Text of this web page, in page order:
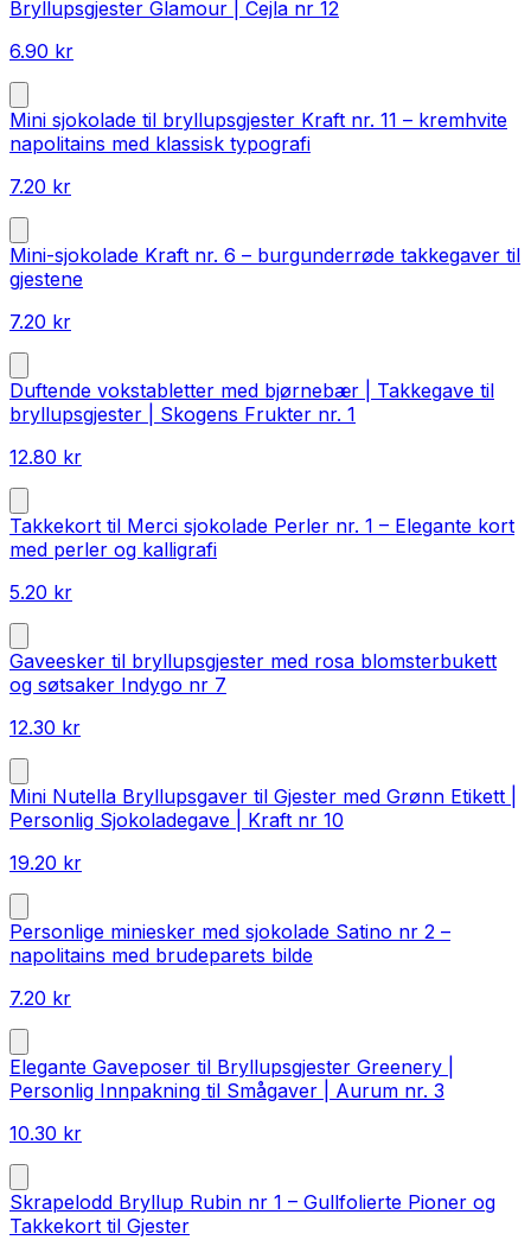
Bryllupsgjester Glamour | Cejla nr 12
6.90 kr
Mini sjokolade til bryllupsgjester Kraft nr. 11 – kremhvite
napolitains med klassisk typografi
7.20 kr
Mini-sjokolade Kraft nr. 6 – burgunderrøde takkegaver til
gjestene
7.20 kr
Duftende vokstabletter med bjørnebær | Takkegave til
bryllupsgjester | Skogens Frukter nr. 1
12.80 kr
Takkekort til Merci sjokolade Perler nr. 1 – Elegante kort
med perler og kalligrafi
5.20 kr
Gaveesker til bryllupsgjester med rosa blomsterbukett
og søtsaker Indygo nr 7
12.30 kr
Mini Nutella Bryllupsgaver til Gjester med Grønn Etikett |
Personlig Sjokoladegave | Kraft nr 10
19.20 kr
Personlige miniesker med sjokolade Satino nr 2 –
napolitains med brudeparets bilde
7.20 kr
Elegante Gaveposer til Bryllupsgjester Greenery |
Personlig Innpakning til Smågaver | Aurum nr. 3
10.30 kr
Skrapelodd Bryllup Rubin nr 1 – Gullfolierte Pioner og
Takkekort til Gjester